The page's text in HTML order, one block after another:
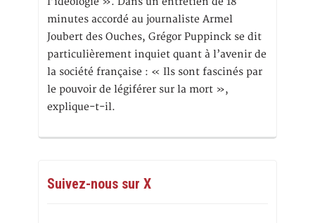
minutes accordé au journaliste Armel
Joubert des Ouches, Grégor Puppinck se dit
particulièrement inquiet quant à l’avenir de
la société française : « Ils sont fascinés par
le pouvoir de légiférer sur la mort »,
explique-t-il.
Suivez-nous sur X